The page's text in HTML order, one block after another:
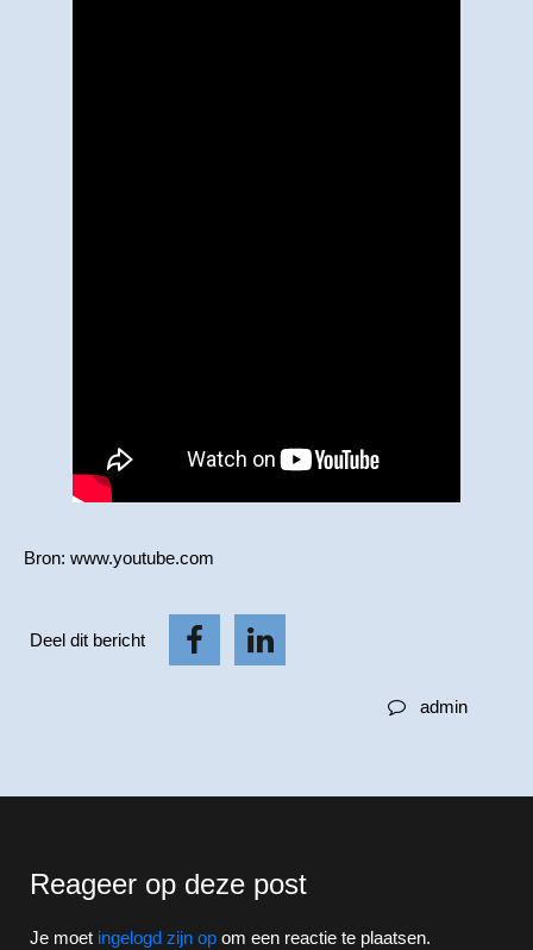
Bron: www.youtube.com
Deel dit bericht
admin
Reageer op deze post
Je moet ingelogd zijn op om een reactie te plaatsen.